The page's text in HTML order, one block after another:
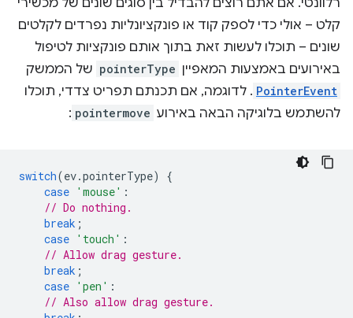
רלוונטי. אם אתם רוצים להבדיל בין סוגים שונים של מכשירי
קלט – אולי כדי לספק קוד או פונקציונליות נפרדים לקלטים
שונים – תוכלו לעשות זאת בתוך אותם פונקציות לטיפול
באירועים באמצעות המאפיין pointerType של הממשק
PointerEvent . לדוגמה, אם תכנתם תפריט צדדי, תוכלו
להשתמש בלוגיקה הבאה באירוע pointermove
:
switch(ev.pointerType)
{
case 'mouse' :
// Do nothing.
break ;
case 'touch' :
// Allow drag gesture.
break ;
case 'pen' :
// Also allow drag gesture.